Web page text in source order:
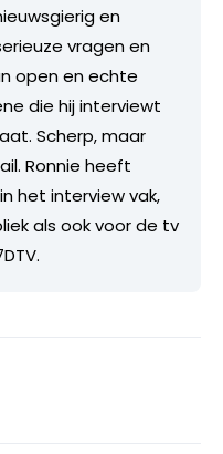
en
vragen en
open en echte
die hij interviewt
Scherp, maar
Ronnie heeft
het interview vak,
als ook voor de tv